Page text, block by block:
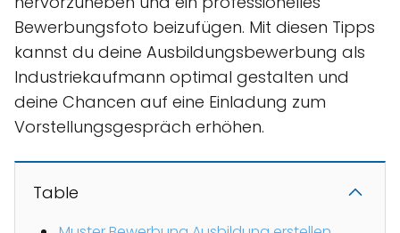
Bewerbungsfoto beizufügen. Mit diesen Tipps
kannst du deine Ausbildungsbewerbung als
Industriekaufmann optimal gestalten und
deine Chancen auf eine Einladung zum
Vorstellungsgespräch erhöhen.
Table